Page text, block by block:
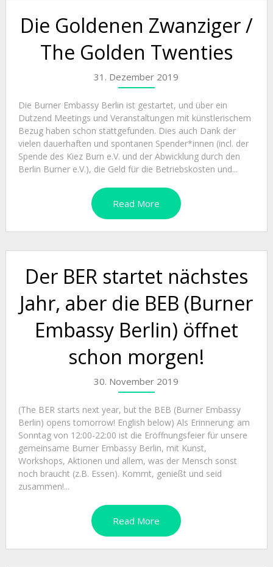
Die Goldenen Zwanziger /
The Golden Twenties
31. Dezember 2019
Die Burner Embassy Berlin ist gestartet, und über ein
Dutzend Meetings und Veranstaltungen mit künstlerischem
Bezug haben schon stattgefunden. Dies auch Dank der
vielen dauerhaften und spontanen Spender*innen (incl. der
Spende des Kiez Burn e.V. und der Abwicklung durch den
Berlin Burner e.V.), die Geld für die Betriebskosten und...
Read More
Der BER startet nächstes
Jahr, aber die BEB (Burner
Embassy Berlin) öffnet
schon morgen!
30. November 2019
(The BER starts next year, but the BEB (Burner Embassy
Berlin) opens tomorrow! English below) Als Erinnerung: am
Sonntag von 12:00-22:00 ist die Eröffnungsfeier für unsere
gemeinsame Burner Embassy Berlin, mit Kunst,
Workshops, Aktionen und allem, was der Mensch sonst
noch braucht (z.B. Essen). Kommt, genießt und seid
zusammen!...
Read More